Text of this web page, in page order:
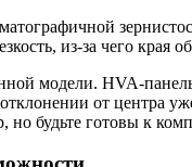
из-за чего края
модели. HVA-
от центра
будьте готовы к